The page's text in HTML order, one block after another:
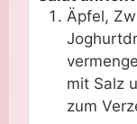
Äpfel,
mit Salz
zum